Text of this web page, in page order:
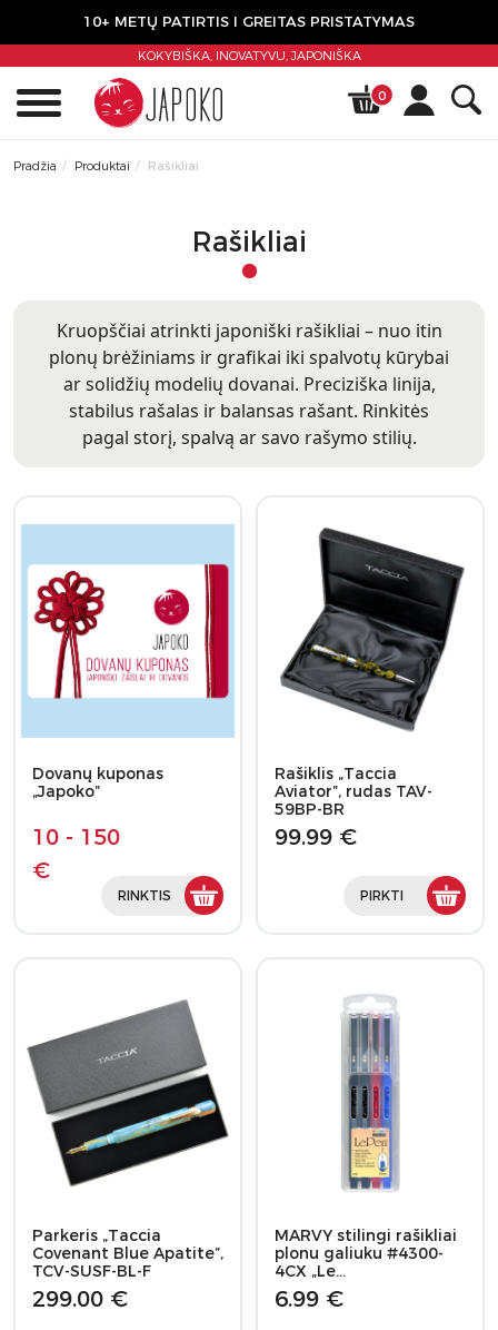
10+ METŲ PATIRTIS I GREITAS PRISTATYMAS
KOKYBIŠKA, INOVATYVU,JAPONIŠKA
0
Pradžia Produktai Rašikliai
Rašikliai
Kruopščiai atrinkti japoniški rašikliai – nuo itin
plonų brėžiniams ir grafikai iki spalvotų kūrybai
ar solidžių modelių dovanai. Preciziška linija,
stabilus rašalas ir balansas rašant. Rinkitės
pagal storį, spalvą ar savo rašymo stilių.
Dovanų kuponas
„Japoko”
10 - 150
€
RINKTIS
Rašiklis „Taccia
Aviator”, rudas TAV-
59BP-BR
99.99 €
PIRKTI
Parkeris „Taccia
Covenant Blue Apatite”,
TCV-SUSF-BL-F
299.00 €
MARVY stilingi rašikliai
plonu galiuku #4300-
4CX „Le…
6.99 €